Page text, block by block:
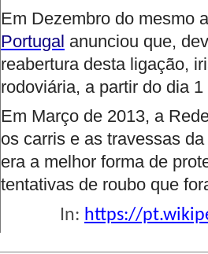
Em Dezembro do mesmo
Portugal anunciou que,
reabertura desta ligação,
rodoviária, a partir do dia
Em Março de 2013, a
os carris e as travessas
era a melhor forma de
tentativas de roubo que
In: https://